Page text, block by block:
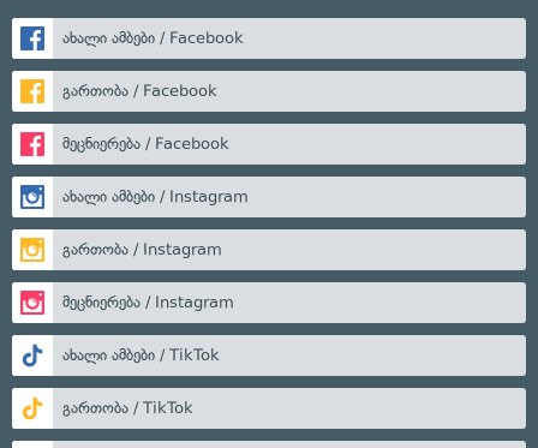
ახალი ამბები / Facebook
გართობა / Facebook
მეცნიერება / Facebook
ახალი ამბები / Instagram
გართობა / Instagram
მეცნიერება / Instagram
ახალი ამბები / TikTok
გართობა / TikTok